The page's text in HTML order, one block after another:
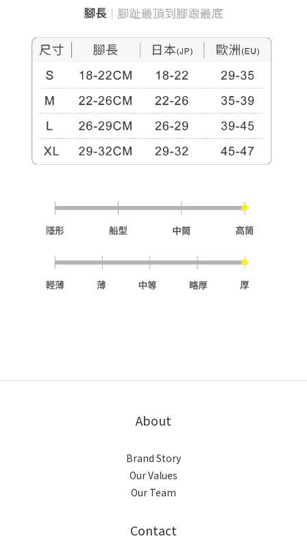
About
Brand Story
Our Values
Our Team
Contact